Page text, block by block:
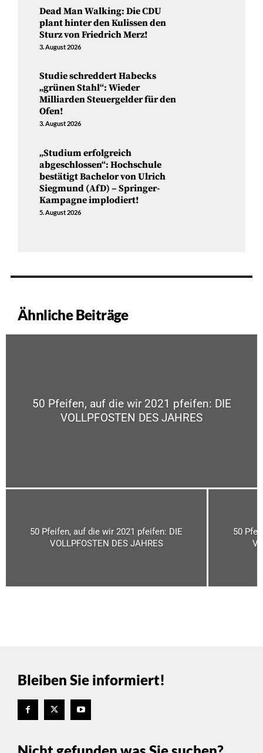
Dead Man Walking: Die CDU
plant hinter den Kulissen den
Sturz von Friedrich Merz!
3. August 2026
Studie schreddert Habecks
„grünen Stahl“: Wieder
Milliarden Steuergelder für den
Ofen!
3. August 2026
„Studium erfolgreich
abgeschlossen“: Hochschule
bestätigt Bachelor von Ulrich
Siegmund (AfD) – Springer-
Kampagne implodiert!
5. August 2026
Ähnliche Beiträge
50 Pfeifen, auf die wir 2021 pfeifen: DIE
VOLLPFOSTEN DES JAHRES
50 Pfeifen, auf die wir 2021 pfeifen: DIE
VOLLPFOSTEN DES JAHRES
50
Bleiben Sie informiert!